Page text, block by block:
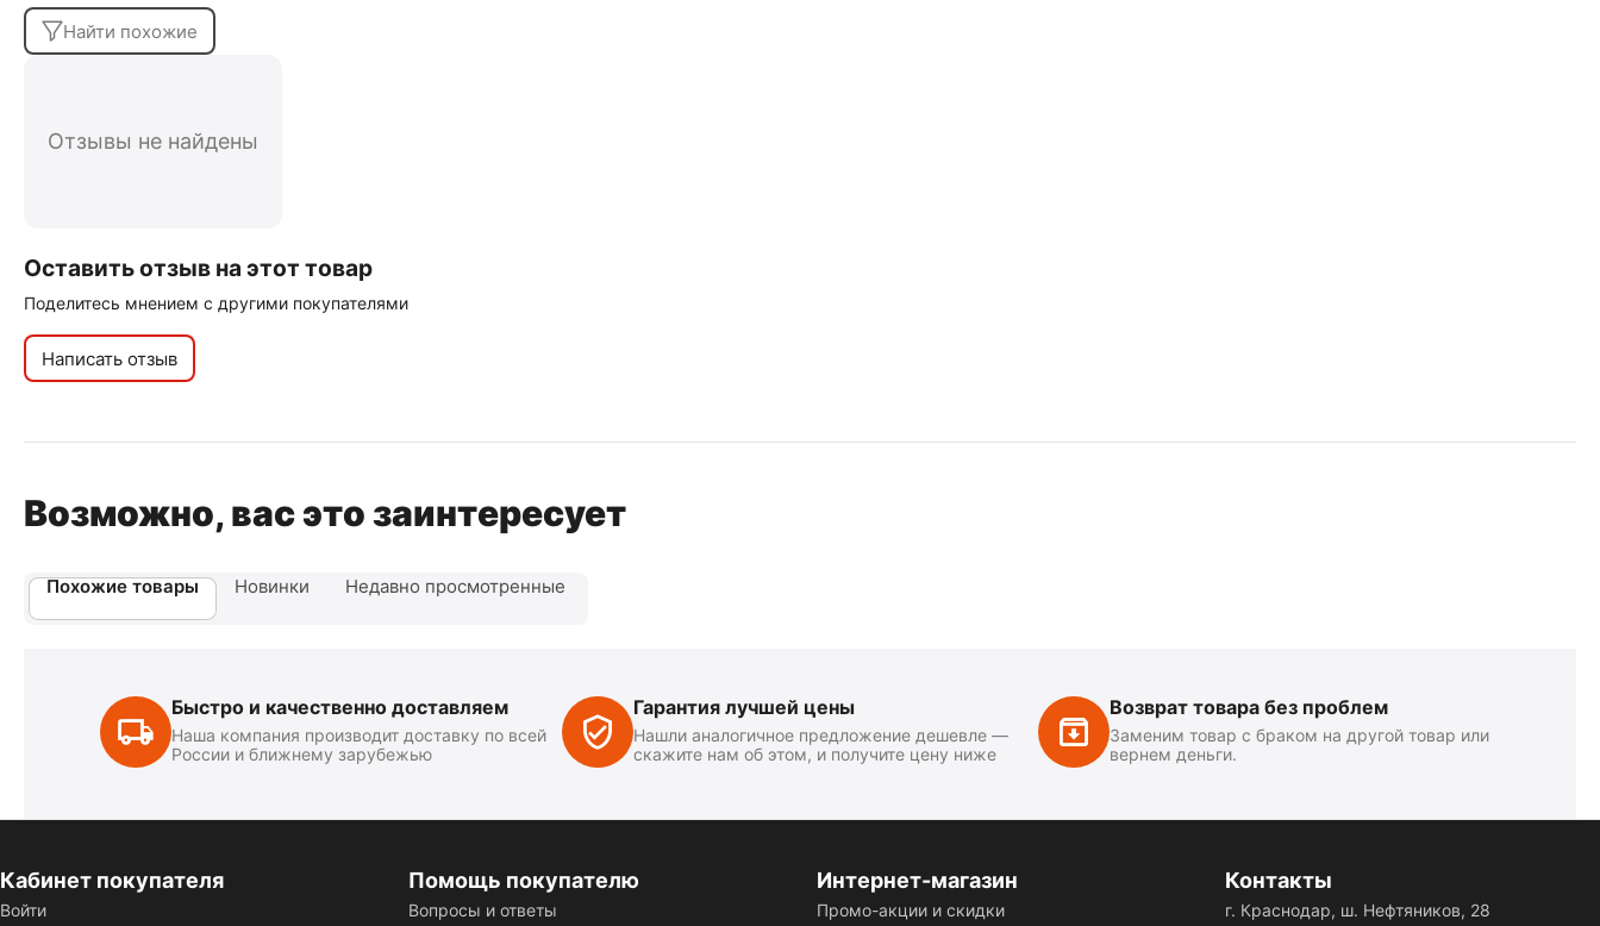
Найти похожие
Отзывы не найдены
Оставить отзыв на этот товар
Поделитесь мнением с другими покупателями
Написать отзыв
Возможно, вас это заинтересует
Похожие товары Новинки Недавно просмотренные
Быстро и качественно доставляем
Наша компания производит доставку по всей
России и ближнему зарубежью
Гарантия лучшей цены
Нашли аналогичное предложение дешевле —
скажите нам об этом, и получите цену ниже
Возврат товара без проблем
Заменим товар с браком на другой товар или
вернем деньги.
Кабинет покупателя
Войти
Помощь покупателю
Вопросы и ответы
Интернет-магазин
Промо-акции и скидки
Контакты
г. Краснодар, ш. Нефтяников, 28